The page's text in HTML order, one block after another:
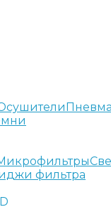
фильтра